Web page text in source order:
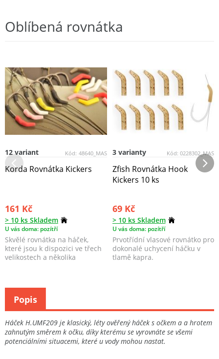
Oblíbená rovnátka
Kód: 48640_MAS
12 variant
Korda Rovnátka Kickers
161 Kč
> 10 ks Skladem
U vás doma: pozítří
Skvělé rovnátka na háček,
které jsou k dispozici ve třech
velikostech a několika
Kód: 0228302_MAS
3 varianty
Zfish Rovnátka Hook
Kickers 10 ks
69 Kč
> 10 ks Skladem
U vás doma: pozítří
Prvotřídní vlasové rovnátko pro
dokonalé uchycení háčku v
tlamě kapra.
Háček H.UMF209 je klasický, léty ověřený háček s očkem a a hrotem
zahnutým směrem k očku, díky kterému se vyrovnáte se všemi
potenciálními situacemi, které u vody mohou nastat.
Popis